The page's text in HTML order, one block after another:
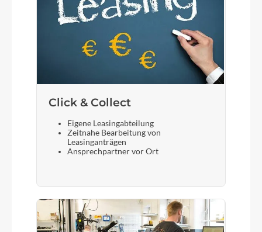
Click & Collect
Eigene Leasingabteilung
Zeitnahe Bearbeitung von
Leasinganträgen
Ansprechpartner vor Ort